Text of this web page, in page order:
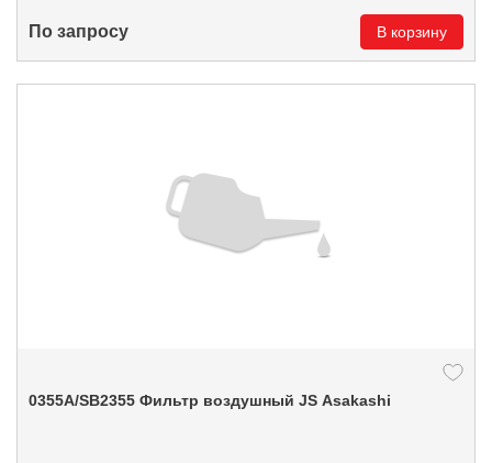
По запросу В корзину
0355А/SB2355 Фильтр воздушный JS Asakashi